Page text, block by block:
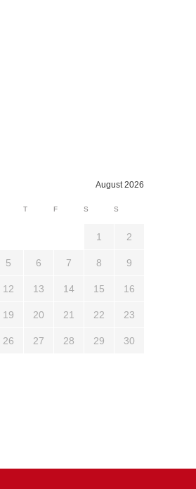
August 2026
T F S S
1 2
5 6 7 8 9
12 13 14 15 16
19 20 21 22 23
26 27 28 29 30